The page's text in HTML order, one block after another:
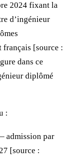
2024 fixant la
d’ingénieur
français [source :
dans ce
diplômé
:
admission par
[source :